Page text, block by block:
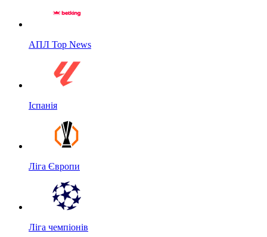
АПЛ Top News
Іспанія
Ліга Європи
Ліга чемпіонів